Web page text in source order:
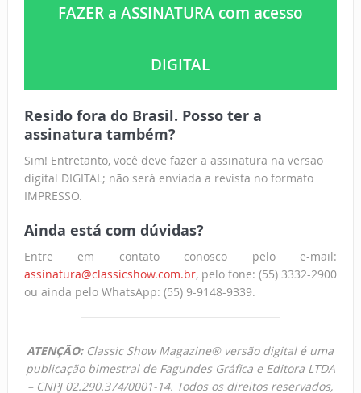
FAZER a ASSINATURA com acesso
DIGITAL
Resido fora do Brasil. Posso ter a
assinatura também?
Sim! Entretanto, você deve fazer a assinatura na versão
digital DIGITAL; não será enviada a revista no formato
IMPRESSO.
Ainda está com dúvidas?
Entre em contato conosco pelo e-mail:
assinatura@classicshow.com.br, pelo fone: (55) 3332-2900
ou ainda pelo WhatsApp: (55) 9-9148-9339.
ATENÇÃO:Classic Show Magazine® versão digital é uma
publicação bimestral de Fagundes Gráfica e Editora LTDA
– CNPJ 02.290.374/0001-14. Todos os direitos reservados,